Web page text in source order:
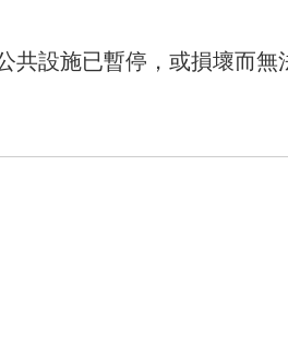
共設施已暫停，或損壞而